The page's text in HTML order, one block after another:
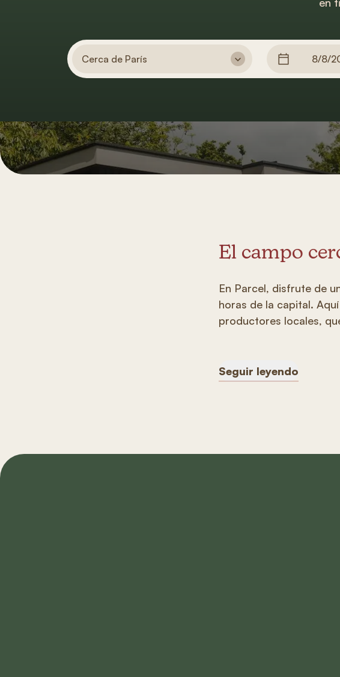
Cerca de París 8/8/
El campo
En Parcel, disfrute de
horas de la capital.
productores locales,
Seguir leyendo